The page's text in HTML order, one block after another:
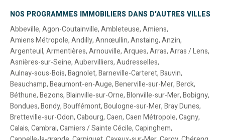
NOS PROGRAMMES IMMOBILIERS DANS D'AUTRES VILLES
Abbeville,Agon-Coutainville,Ambleteuse,Amiens,
Amiens Métropole,Andilly,Annœullin,Anstaing,Anzin,
Argenteuil,Armentières,Arnouville,Arques,Arras,Arras / Lens,
Asnières-sur-Seine,Aubervilliers,Audresselles,
Aulnay-sous-Bois,Bagnolet,Barneville-Carteret,Bauvin,
Beauchamp,Beaumont-en-Auge,Benerville-sur-Mer,Berck,
Béthune,Bezons,Blainville-sur-Orne,Blonville-sur-Mer,Bobigny,
Bondues,Bondy,Bouffémont,Boulogne-sur-Mer,Bray Dunes,
Bretteville-sur-Odon,Cabourg,Caen,Caen Métropole,Cagny,
Calais,Cambrai,Camiers / Sainte Cécile,Capinghem,